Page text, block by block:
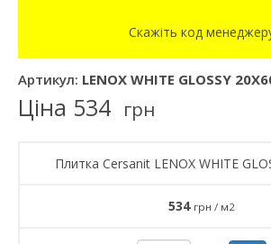
Скажіть код
Артикул: LENOX WHITE GLOSSY
Ціна 534 грн
Плитка Cersanit LENOX WHITE
534 грн / м2